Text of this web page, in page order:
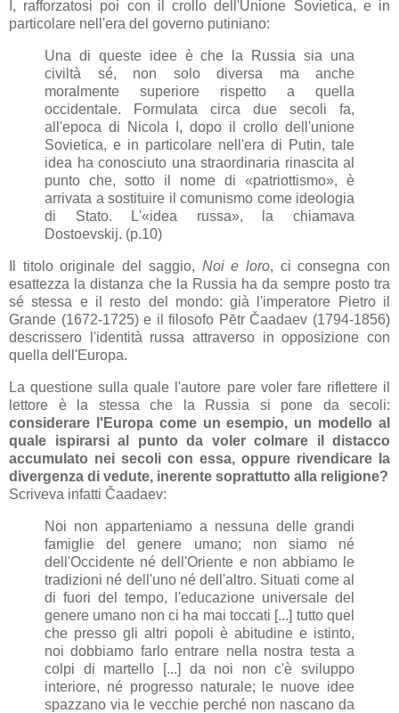
I, rafforzatosi poi con il crollo dell'Unione Sovietica, e in
particolare nell'era del governo putiniano:
Una di queste idee è che la Russia sia una
civiltà sé, non solo diversa ma anche
moralmente superiore rispetto a quella
occidentale. Formulata circa due secoli fa,
all'epoca di Nicola I, dopo il crollo dell'unione
Sovietica, e in particolare nell'era di Putin, tale
idea ha conosciuto una straordinaria rinascita al
punto che, sotto il nome di «patriottismo», è
arrivata a sostituire il comunismo come ideologia
di Stato. L'«idea russa», la chiamava
Dostoevskij. (p.10)
Il titolo originale del saggio, Noi e loro, ci consegna con
esattezza la distanza che la Russia ha da sempre posto tra
sé stessa e il resto del mondo: già l'imperatore Pietro il
Grande (1672-1725) e il filosofo Pētr Čaadaev (1794-1856)
descrissero l'identità russa attraverso in opposizione con
quella dell'Europa.
La questione sulla quale l'autore pare voler fare riflettere il
lettore è la stessa che la Russia si pone da secoli:
considerare l'Europa come un esempio, un modello al
quale ispirarsi al punto da voler colmare il distacco
accumulato nei secoli con essa, oppure rivendicare la
divergenza di vedute, inerente soprattutto alla religione?
Scriveva infatti Čaadaev:
Noi non apparteniamo a nessuna delle grandi
famiglie del genere umano; non siamo né
dell'Occidente né dell'Oriente e non abbiamo le
tradizioni né dell'uno né dell'altro. Situati come al
di fuori del tempo, l'educazione universale del
genere umano non ci ha mai toccati [...] tutto quel
che presso gli altri popoli è abitudine e istinto,
noi dobbiamo farlo entrare nella nostra testa a
colpi di martello [...] da noi non c'è sviluppo
interiore, né progresso naturale; le nuove idee
spazzano via le vecchie perché non nascano da